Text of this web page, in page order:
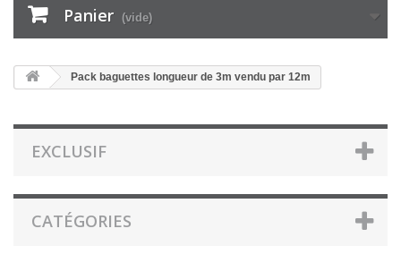
Panier (vide)
Pack baguettes longueur de 3m vendu par 12m
EXCLUSIF
CATÉGORIES